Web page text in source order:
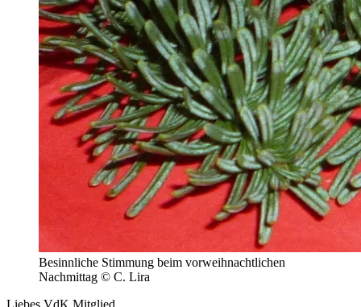
Besinnliche Stimmung beim vorweihnachtlichen
Nachmittag © C. Lira
Liebes VdK Mitglied,